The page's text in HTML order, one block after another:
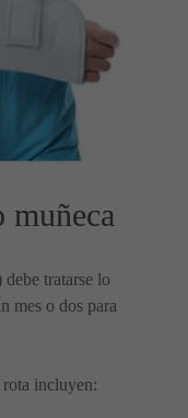
muñeca
tratarse lo
mes o dos para
incluyen: